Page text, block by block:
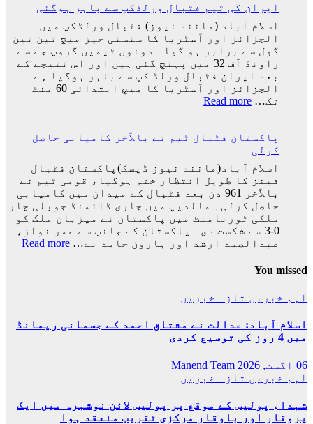
شکست
کیساتھ
رونالڈو
کا
ورلڈ
کپ
کا
سفر
ایران کی ٹیم فٹبال ورلڈکپ سے باہر ہوگئی
اسلام آباد (مانند نیوز) فٹبال ورلڈکپ میں
الجزائز اور آسٹریا کا سنسنی خیز میچ تین تین
گول سے برابر ہو گیا۔ دونوں ٹیمیں گروپ جے سے
راونڈ آف 32 میں پہنچ گئی ہیں اور اس نتیجے کے
بعد ایران فٹبال ورلڈ کپ سے باہر ہوگیا ہے۔
الجزائز اور آسٹریا کا میچ ابتدائی 60 منٹ
تک… Read more
:
ٹیم
سے
باہر
ہوگئی
پاکستان فٹبال ٹیم نے بالآخر کامیابی حاصل
کرلی
اسلام آباد(مانند نیوز ڈیسک)پاکستان فٹبال
فینز کا طویل انتظار ختم ہوگیا، قومی ٹیم نے
بالآخر 961 دن بعد فٹبال کے میدان میں کامیابی
حاصل کرلی۔ مالدیپ میں جاری ڈائمنڈ جوبلی چار
ملکی ٹورنامنٹ میں پاکستان نے میزبان ملک کو
0-3 سے شکست دی۔ پاکستان کے جانب سے عمر نواز،
عبدالصمد ارشد اور ہارون حامد نے… Read more
:
You missed
اہم خبریں تازہ خبریں
اسلام آباد: عدالت نے مشتاق احمد کے جسمانی ریمانڈ
میں 4 روز کی توسیع کردی
06 اگست, 2026
Manend Team
اہم خبریں تازہ خبریں
شہداء پولیس کے موقع پر پولیس لائن نوشہرہ میں ایک
پروقار اور باوقار مرکزی تقریب منعقد ہوا